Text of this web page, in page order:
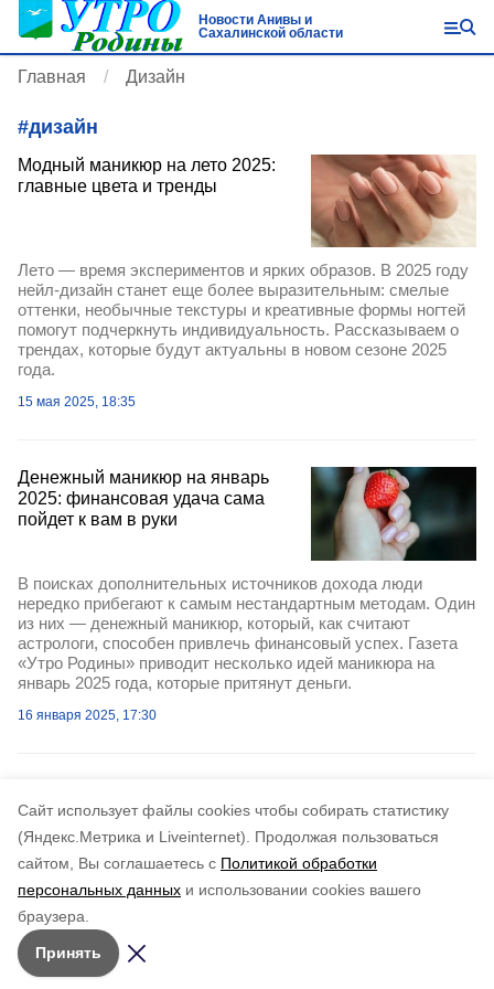
Cайт использует файлы cookies чтобы собирать статистику
(Яндекс.Метрика и Liveinternet).
Продолжая пользоваться
сайтом, Вы соглашаетесь с Политикой обработки
персональных данных и использовании cookies вашего
браузера.
Принять
Новости Анивы и
Сахалинской области
Главная Дизайн
#дизайн
Модный маникюр на лето 2025:
главные цвета и тренды
Лето — время экспериментов и ярких образов. В 2025 году
нейл-дизайн станет еще более выразительным: смелые
оттенки, необычные текстуры и креативные формы ногтей
помогут подчеркнуть индивидуальность. Рассказываем о
трендах, которые будут актуальны в новом сезоне 2025
года.
15 мая 2025, 18:35
Денежный маникюр на январь
2025: финансовая удача сама
пойдет к вам в руки
В поисках дополнительных источников дохода люди
нередко прибегают к самым нестандартным методам. Один
из них — денежный маникюр, который, как считают
астрологи, способен привлечь финансовый успех. Газета
«Утро Родины» приводит несколько идей маникюра на
январь 2025 года, которые притянут деньги.
16 января 2025, 17:30